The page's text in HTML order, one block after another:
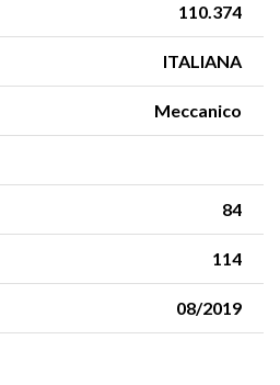
110.374
ITALIANA
Meccanico
84
114
08/2019